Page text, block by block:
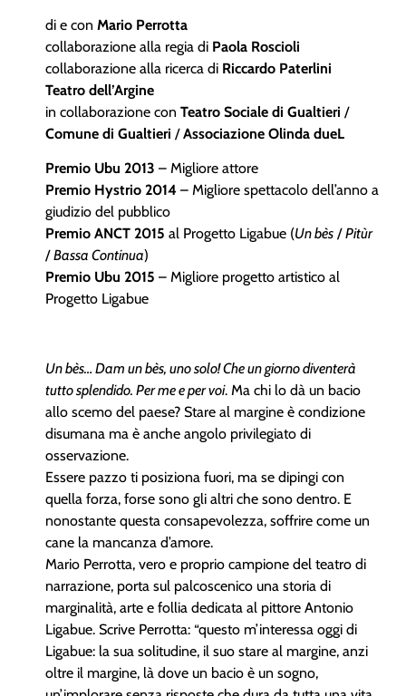
di e con Mario Perrotta
collaborazione alla regia di Paola Roscioli
collaborazione alla ricerca di Riccardo Paterlini
Teatro dell’Argine
in collaborazione con Teatro Sociale di Gualtieri /
Comune di Gualtieri /Associazione Olinda dueL
Premio Ubu 2013 – Migliore attore
Premio Hystrio 2014 – Migliore spettacolo dell’anno a
giudizio del pubblico
Premio ANCT 2015 al Progetto Ligabue (Un bès /Pitùr
/Bassa Continua)
Premio Ubu 2015 – Migliore progetto artistico al
Progetto Ligabue
Un bès… Dam un bès, uno solo! Che un giorno diventerà
tutto splendido. Per me e per voi. Ma chi lo dà un bacio
allo scemo del paese? Stare al margine è condizione
disumana ma è anche angolo privilegiato di
osservazione.
Essere pazzo ti posiziona fuori, ma se dipingi con
quella forza, forse sono gli altri che sono dentro. E
nonostante questa consapevolezza, soffrire come un
cane la mancanza d’amore.
Mario Perrotta, vero e proprio campione del teatro di
narrazione, porta sul palcoscenico una storia di
marginalità, arte e follia dedicata al pittore Antonio
Ligabue. Scrive Perrotta: “questo m’interessa oggi di
Ligabue: la sua solitudine, il suo stare al margine, anzi
oltre il margine, là dove un bacio è un sogno,